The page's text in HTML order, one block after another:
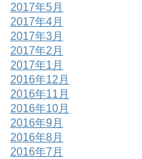
2017年5月
2017年4月
2017年3月
2017年2月
2017年1月
2016年12月
2016年11月
2016年10月
2016年9月
2016年8月
2016年7月